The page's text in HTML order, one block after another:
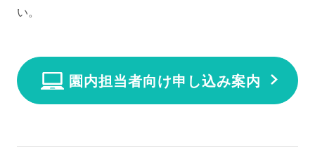
い。
園内担当者向け申し込み案内